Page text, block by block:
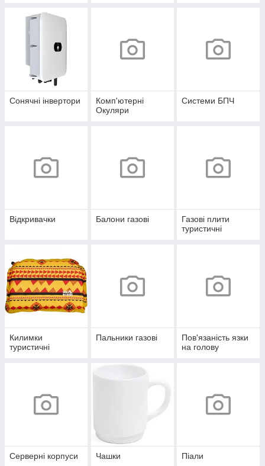
Сонячні інвертори
Комп'ютерні
Окуляри
Системи БПЧ
Відкривачки Балони газові
Газові плити
туристичні
Килимки
туристичні
Пальники газові
Пов'язаність язки
на голову
Серверні корпуси Чашки Піали